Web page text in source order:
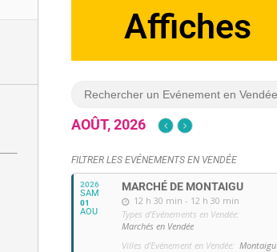
Dépliants
AOÛT, 2026
FILTRER LES EVÉNEMENTS EN VENDÉE
2026
SAM
01
AOU
MARCHÉ DE MONTAIGU
12 h 30 min - 12 h 30 min
Types d'Evénements en Vendée:
Marchés en Vendée
Villes d'Evénement en Vendée: Montaigu